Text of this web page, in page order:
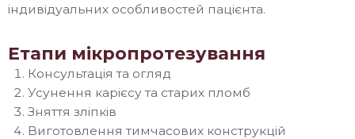
індивідуальних особливостей пацієнта.
Етапи мікропротезування
Консультація та огляд
Усунення карієсу та старих пломб
Зняття зліпків
Виготовлення тимчасових конструкцій